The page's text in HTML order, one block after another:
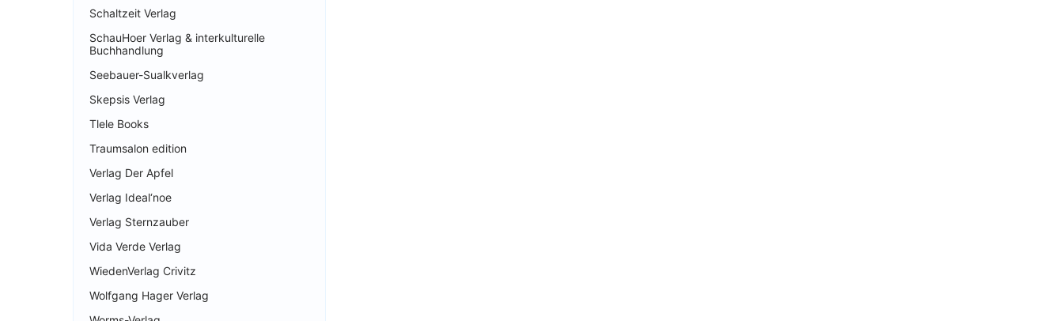
Schaltzeit Verlag
SchauHoer Verlag & interkulturelle
Buchhandlung
Seebauer-Sualkverlag
Skepsis Verlag
Tlele Books
Traumsalon edition
Verlag Der Apfel
Verlag Ideal‘noe
Verlag Sternzauber
Vida Verde Verlag
WiedenVerlag Crivitz
Wolfgang Hager Verlag